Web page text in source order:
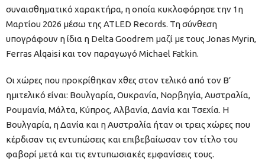
συναισθηματικό χαρακτήρα, η οποία κυκλοφόρησε την 1η
Μαρτίου 2026 μέσω της ATLED Records. Τη σύνθεση
υπογράφουν η ίδια η Delta Goodrem μαζί με τους Jonas Myrin,
Ferras Alqaisi και τον παραγωγό Michael Fatkin.
Οι χώρες που προκρίθηκαν χθες στον τελικό από τον Β’
ημιτελικό είναι: Βουλγαρία, Ουκρανία, Νορβηγία, Αυστραλία,
Ρουμανία, Μάλτα, Κύπρος, Αλβανία, Δανία και Τσεχία. Η
Βουλγαρία, η Δανία και η Αυστραλία ήταν οι τρεις χώρες που
κέρδισαν τις εντυπώσεις και επιβεβαίωσαν τον τίτλο του
φαβορί μετά και τις εντυπωσιακές εμφανίσεις τους.